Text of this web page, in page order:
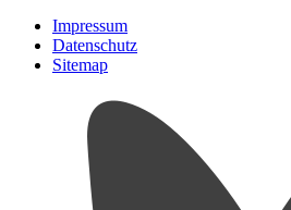
Impressum
Datenschutz
Sitemap